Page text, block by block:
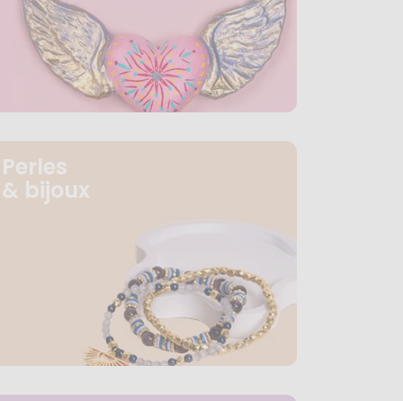
Perles
& bijoux